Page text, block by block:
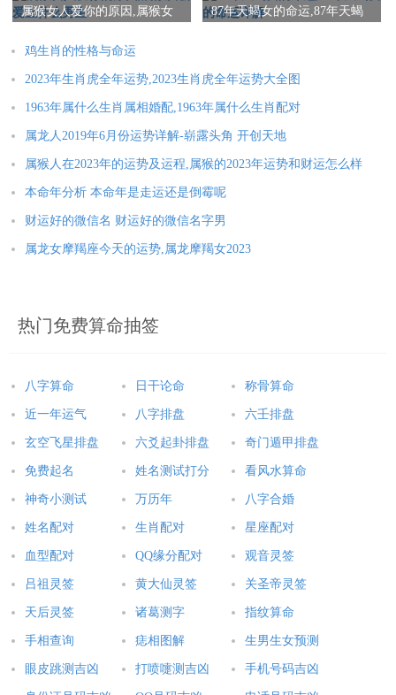
属猴女人爱你的原因,属猴女
87年天蝎女的命运,87年天蝎
鸡生肖的性格与命运
2023年生肖虎全年运势,2023生肖虎全年运势大全图
1963年属什么生肖属相婚配,1963年属什么生肖配对
属龙人2019年6月份运势详解-崭露头角 开创天地
属猴人在2023年的运势及运程,属猴的2023年运势和财运怎么样
本命年分析 本命年是走运还是倒霉呢
财运好的微信名 财运好的微信名字男
属龙女摩羯座今天的运势,属龙摩羯女2023
热门免费算命抽签
八字算命 日干论命 称骨算命
近一年运气 八字排盘 六壬排盘
玄空飞星排盘 六爻起卦排盘 奇门遁甲排盘
免费起名 姓名测试打分 看风水算命
神奇小测试 万历年 八字合婚
姓名配对 生肖配对 星座配对
血型配对 QQ缘分配对 观音灵签
吕祖灵签 黄大仙灵签 关圣帝灵签
天后灵签 诸葛测字 指纹算命
手相查询 痣相图解 生男生女预测
眼皮跳测吉凶 打喷嚏测吉凶 手机号码吉凶